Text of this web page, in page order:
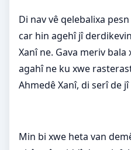
Di nav vê qelebalixa
car hin agehî jî
Xanî ne. Gava meriv
agahî ne ku xwe
Ahmedê Xanî, di serî de
Min bi xwe heta van